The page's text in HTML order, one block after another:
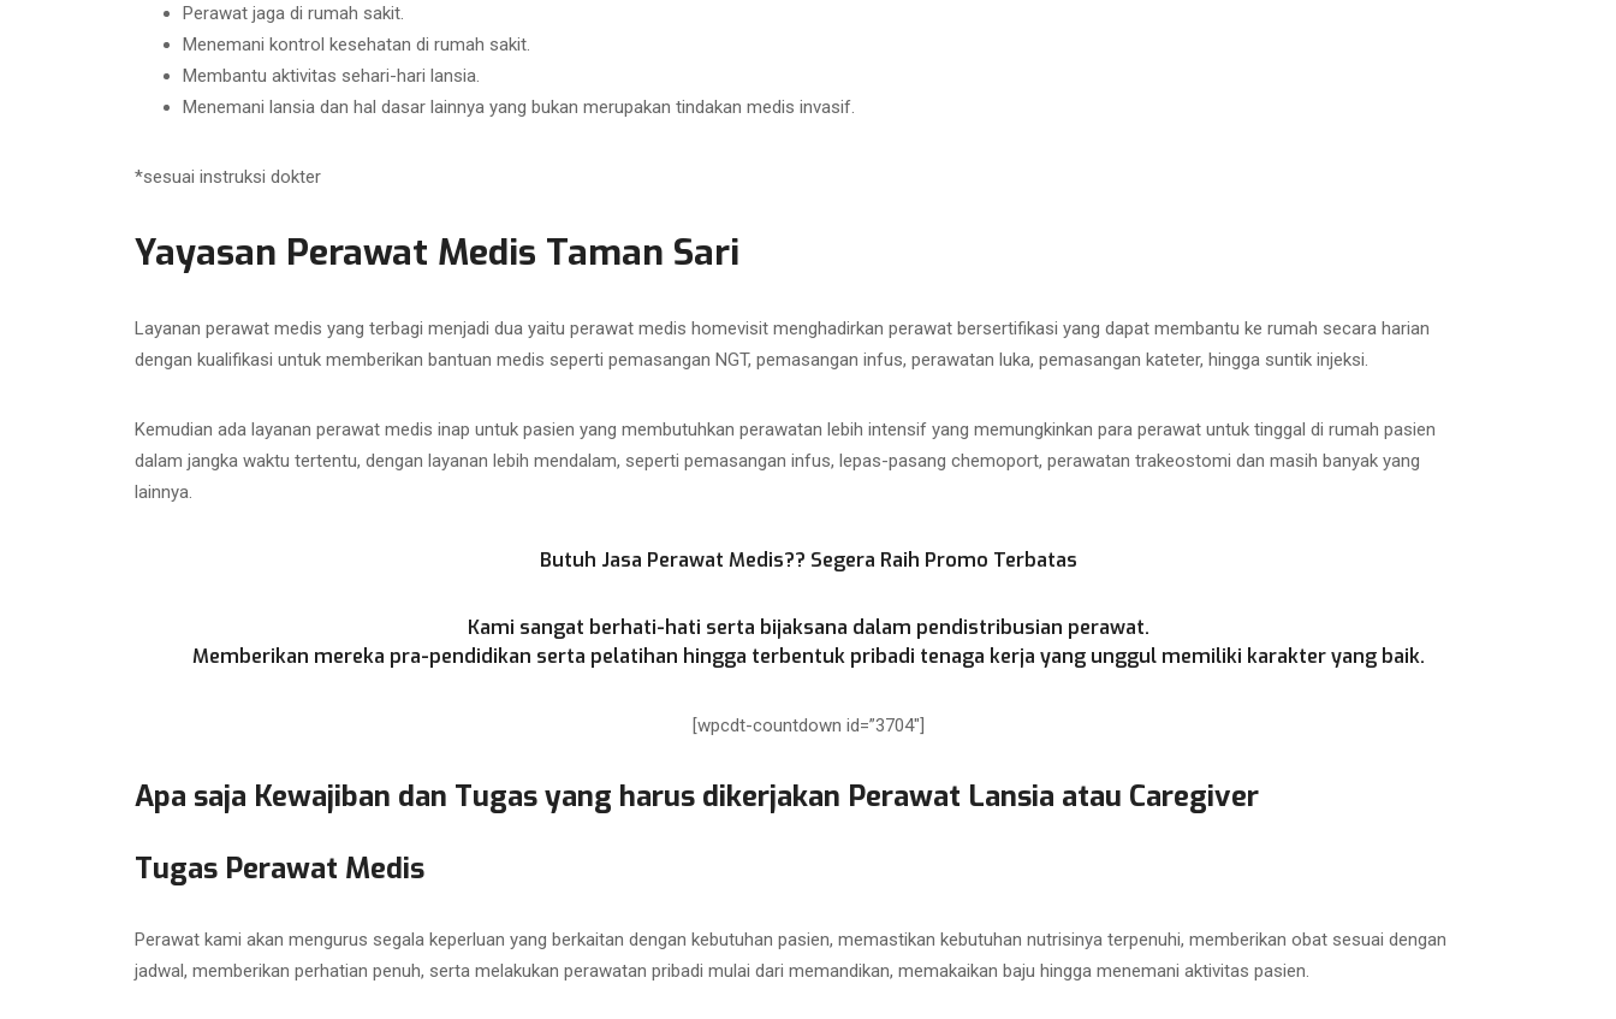
Perawat jaga di rumah sakit.
Menemani kontrol kesehatan di rumah sakit.
Membantu aktivitas sehari-hari lansia.
Menemani lansia dan hal dasar lainnya yang bukan merupakan tindakan medis invasif.
*sesuai instruksi dokter
Yayasan Perawat Medis Taman Sari
Layanan perawat medis yang terbagi menjadi dua yaitu perawat medis homevisit menghadirkan perawat bersertifikasi yang dapat membantu ke rumah secara harian
dengan kualifikasi untuk memberikan bantuan medis seperti pemasangan NGT, pemasangan infus, perawatan luka, pemasangan kateter, hingga suntik injeksi.
Kemudian ada layanan perawat medis inap untuk pasien yang membutuhkan perawatan lebih intensif yang memungkinkan para perawat untuk tinggal di rumah pasien
dalam jangka waktu tertentu, dengan layanan lebih mendalam, seperti pemasangan infus, lepas-pasang chemoport, perawatan trakeostomi dan masih banyak yang
lainnya.
Butuh Jasa Perawat Medis?? Segera Raih Promo Terbatas
Kami sangat berhati-hati serta bijaksana dalam pendistribusian perawat.
Memberikan mereka pra-pendidikan serta pelatihan hingga terbentuk pribadi tenaga kerja yang unggul memiliki karakter yang baik.
[wpcdt-countdown id=”3704″]
Apa saja Kewajiban dan Tugas yang harus dikerjakan Perawat Lansia atau Caregiver
Tugas Perawat Medis
Perawat kami akan mengurus segala keperluan yang berkaitan dengan kebutuhan pasien, memastikan kebutuhan nutrisinya terpenuhi, memberikan obat sesuai dengan
jadwal, memberikan perhatian penuh, serta melakukan perawatan pribadi mulai dari memandikan, memakaikan baju hingga menemani aktivitas pasien.